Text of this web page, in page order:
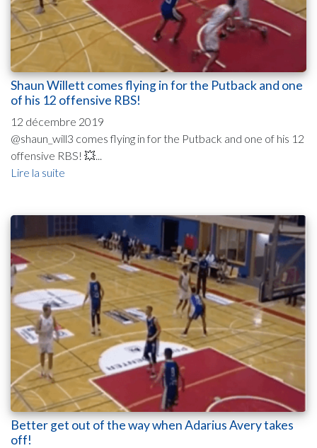
Shaun Willett comes flying in for the Putback and one
of his 12 offensive RBS!
12 décembre 2019
@shaun_will3 comes flying in for the Putback and one of his 12
offensive RBS! 💥...
Lire la suite
Better get out of the way when Adarius Avery takes
off!